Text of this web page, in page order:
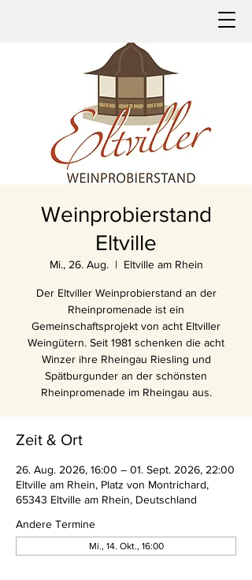
Weinprobierstand
Eltville
Mi., 26. Aug.
  |
Eltville am Rhein
Der Eltviller Weinprobierstand an der
Rheinpromenade ist ein
Gemeinschaftsprojekt von acht Eltviller
Weingütern. Seit 1981 schenken die acht
Winzer ihre Rheingau Riesling und
Spätburgunder an der schönsten
Rheinpromenade im Rheingau aus.
Zeit & Ort
26. Aug. 2026, 16:00 – 01. Sept. 2026, 22:00
Eltville am Rhein, Platz von Montrichard,
65343 Eltville am Rhein, Deutschland
Andere Termine
Mi., 14. Okt., 16:00